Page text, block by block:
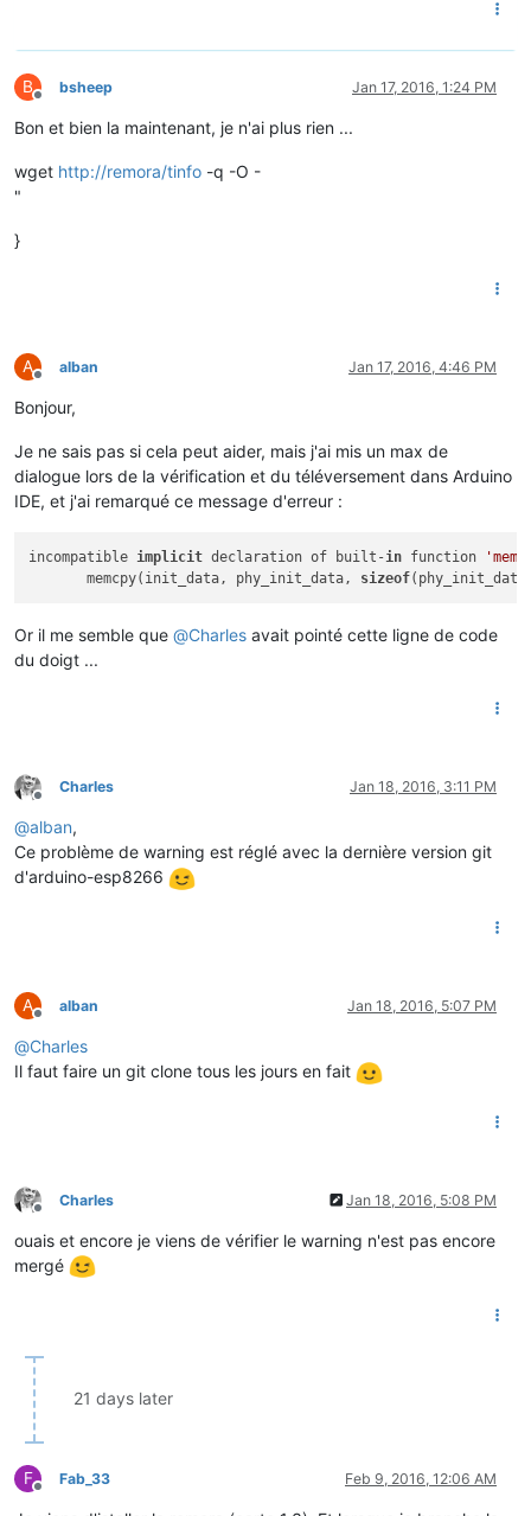
B
Offline
bsheep Jan 17, 2016, 1:24 PM
Bon et bien la maintenant, je n'ai plus rien ...
wget http://remora/tinfo -q -O -
"
}
A
Offline
alban Jan 17, 2016, 4:46 PM
Bonjour,
Je ne sais pas si cela peut aider, mais j'ai mis un max de
dialogue lors de la vérification et du téléversement dans Arduino
IDE, et j'ai remarqué ce message d'erreur :
incompatible implicit declaration of built-in function
       memcpy(init_data, phy_init_data,
sizeof
Or il me semble que @Charles avait pointé cette ligne de code
du doigt ...
Offline
Charles Jan 18, 2016, 3:11 PM
@alban,
Ce problème de warning est réglé avec la dernière version git
d'arduino-esp8266
A
Offline
alban Jan 18, 2016, 5:07 PM
@Charles
Il faut faire un git clone tous les jours en fait
Offline
Charles Jan 18, 2016, 5:08 PM
ouais et encore je viens de vérifier le warning n'est pas encore
mergé
21 days later
F
Offline
Fab_33 Feb 9, 2016, 12:06 AM